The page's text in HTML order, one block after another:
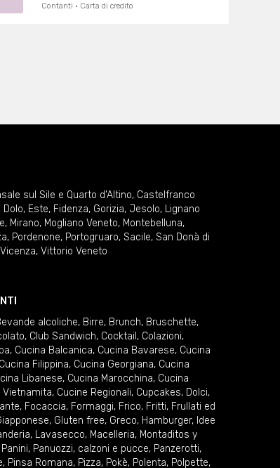
Contanti · Carta di credito
sul Sile e Quarto d'Altino, Castelfranco
, Dolo, Este, Fidenza, Gorizia, Jesolo, Lignano
, Mirano, Mogliano Veneto, Montebelluna,
, Pordenone, Portogruaro, Sacile, San Donà di
Vicenza, Vittorio Veneto
alcoliche, Birre, Brunch, Bruschette,
, Club Sandwich, Cocktail , Colazioni,
, Cucina Balcanica, Cucina Bavarese, Cucina
Cucina Filippina, Cucina Georgiana, Cucina
Libanese, Cucina Marocchina, Cucina
Vietnamita, Cucine Regionali, Cupcakes, Dolci,
, Focaccia, Formaggi, Frico, Fritti, Frullati ed
, Gluten free, Greco, Hamburger, Idee
, Lavasecco, Macelleria, Montaditos y
Panini, Panuozzi, calzoni e pucce, Panzerotti,
, Pinsa Romana, Pizza, Pokè, Polenta, Polpette,